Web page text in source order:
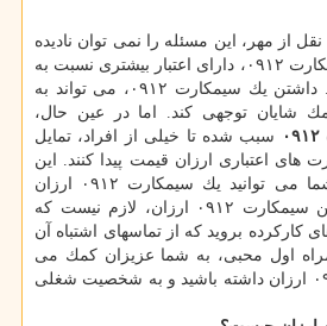
از مهر، این مسئله را نمی توان نادیده
گرفت كه هم اكنون، سیمكارت ۰۹۱۲، دارای اعتبار بیشتری نسبت به
سایر سیمكارت ها است. داشتن یك سیمكارت ۰۹۱۲، می تواند به
توجهی كند. اما در عین حال،
سبب شده تا خیلی از افراد، تمایل
های اعتباری ارزان قیمت پیدا كنند. این
در شرایطی است كه شما می توانید یك سیمكارت ۰۹۱۲ ارزان
داشته باشید. برای داشتن سیمكارت ۰۹۱۲ ارزان، لازم نیست كه
كاركرده بروید كه از تماسهای اشتباه آن
اول محبی، به شما عزیزان كمك می
نماید تا یك سیمكارت ۰۹۱۲ ارزان داشته باشید و به شخصیت شغلی